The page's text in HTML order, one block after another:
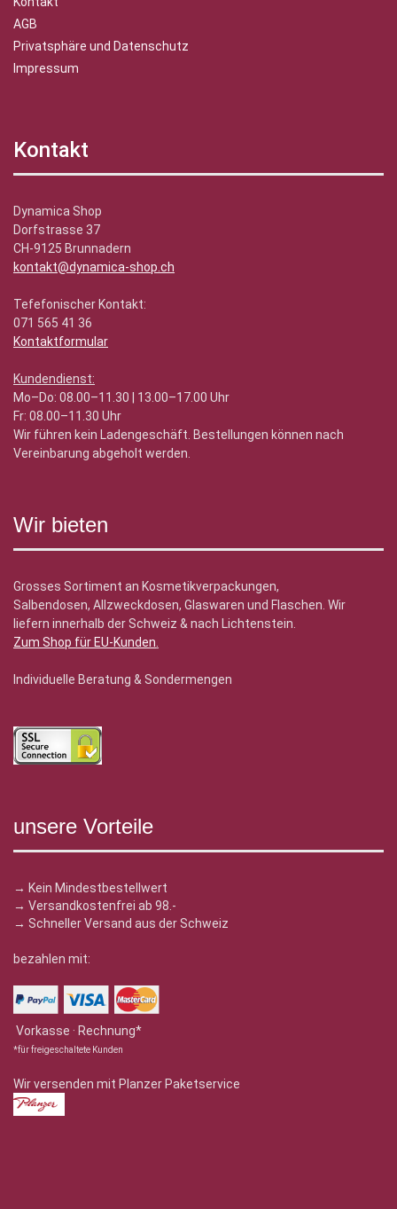
AGB
Privatsphäre und Datenschutz
Impressum
Kontakt
Dynamica Shop
Dorfstrasse 37
CH-9125 Brunnadern
kontakt@dynamica-shop.ch
Tefefonischer Kontakt:
071 565 41 36
Kontaktformular
Kundendienst:
Mo–Do: 08.00–11.30 | 13.00–17.00 Uhr
Fr: 08.00–11.30 Uhr
Wir führen kein Ladengeschäft. Bestellungen können nach
Vereinbarung abgeholt werden.
Wir bieten
Grosses Sortiment an Kosmetikverpackungen,
Salbendosen, Allzweckdosen, Glaswaren und Flaschen. Wir
liefern innerhalb der Schweiz & nach Lichtenstein.
Zum Shop für EU-Kunden.
Individuelle Beratung & Sondermengen
unsere Vorteile
→ Kein Mindestbestellwert
→ Versandkostenfrei ab 98.-
→ Schneller Versand aus der Schweiz
bezahlen mit:
Vorkasse · Rechnung*
*für freigeschaltete Kunden
Wir versenden mit Planzer Paketservice